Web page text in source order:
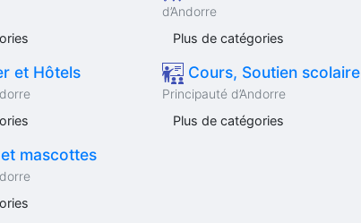
et Hôtels
mascottes
d’Andorre
Plus de catégories
Cours, Soutien scolaire
Principauté d’Andorre
Plus de catégories